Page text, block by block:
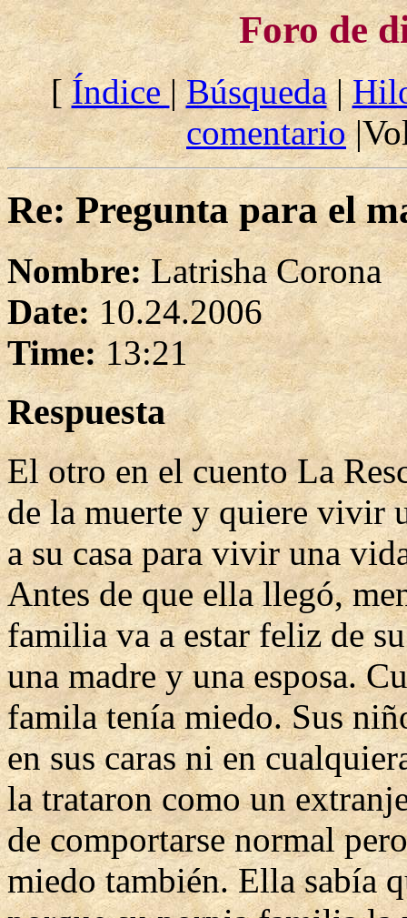
Foro de
[Índice|Búsqueda|
comentario
Re: Pregunta para el
Nombre:Latrisha Corona
Date:10.24.2006
Time:13:21
Respuesta
El otro en el cuento La
de la muerte y quiere vivir
a su casa para vivir una
Antes de que ella llegó,
familia va a estar feliz de
una madre y una esposa.
famila tenía miedo. Sus
en sus caras ni en
la trataron como un
de comportarse normal
miedo también. Ella sabía